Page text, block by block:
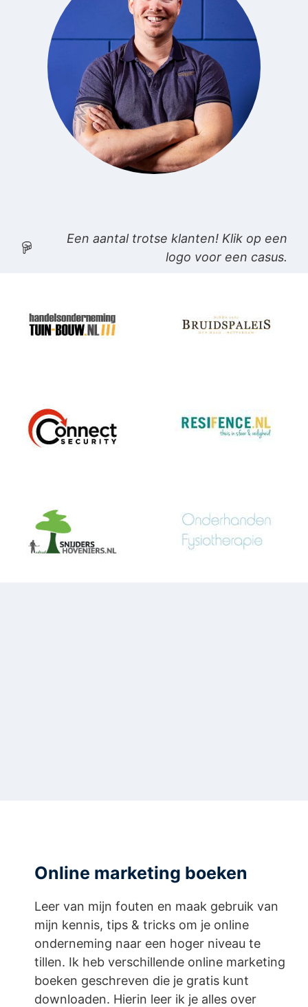
Een aantal trotse klanten! Klik op een
logo voor een casus.
Online marketing boeken
Leer van mijn fouten en maak gebruik van
mijn kennis, tips & tricks om je online
onderneming naar een hoger niveau te
tillen. Ik heb verschillende online marketing
boeken geschreven die je gratis kunt
downloaden. Hierin leer ik je alles over